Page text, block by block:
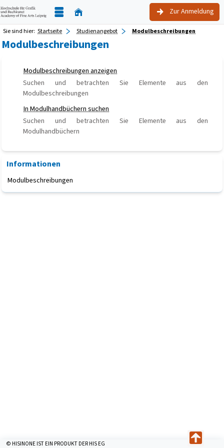
Zur Anmeldung
Sie sind hier: Startseite Studienangebot Modulbeschreibungen
Modulbeschreibungen
Modulbeschreibungen anzeigen
Suchen und betrachten Sie Elemente aus den
Modulbeschreibungen
In Modulhandbüchern suchen
Suchen und betrachten Sie Elemente aus den
Modulhandbüchern
Informationen
Modulbeschreibungen
© HISINONE IST EIN PRODUKT DER HIS EG